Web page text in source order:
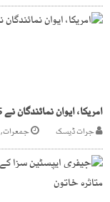
امریکا، ایوان نمائندگان نے 1.15 ٹریلین ڈالر مالیت کا دفاعی بجٹ منظور کرلیا
جرات ڈیسک جمعرات, ۲۳ جولائی ۲۰۲۶